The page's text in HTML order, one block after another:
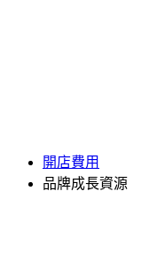
開店費用
品牌成長資源